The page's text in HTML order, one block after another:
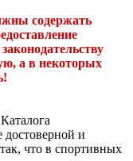
содержать
а в некоторых
достоверной и
что в спортивных